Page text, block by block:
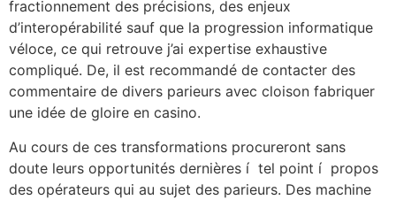
fractionnement des précisions, des enjeux
d’interopérabilité sauf que la progression informatique
véloce, ce qui retrouve j’ai expertise exhaustive
compliqué. De, il est recommandé de contacter des
commentaire de divers parieurs avec cloison fabriquer
une idée de gloire en casino.
Au cours de ces transformations procureront sans
doute leurs opportunités dernières í tel point í propos
des opérateurs qui au sujet des parieurs. Des machine